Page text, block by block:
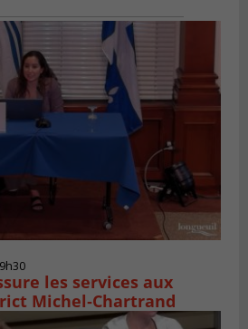
les services aux
Michel‑Chartrand